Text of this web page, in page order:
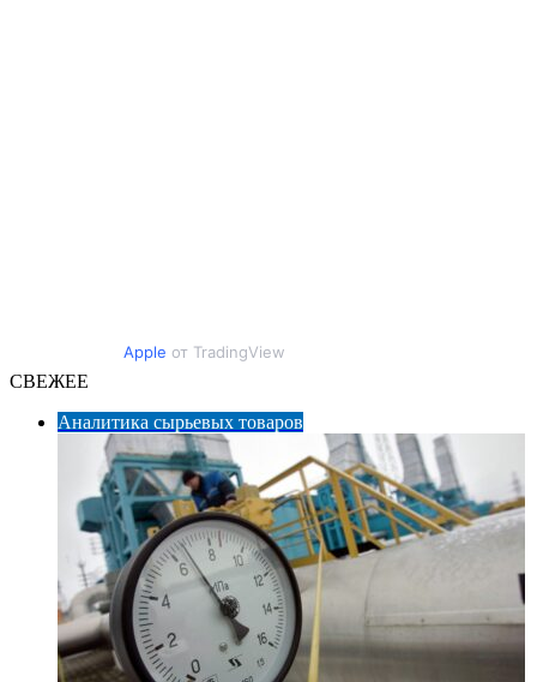
Apple от TradingView
СВЕЖЕЕ
Аналитика сырьевых товаров